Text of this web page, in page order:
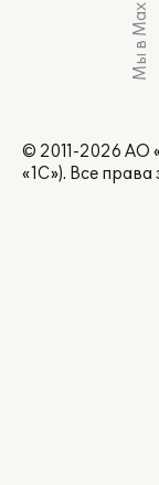
Мы в Max
© 2011-2026 АО
«1С»). Все